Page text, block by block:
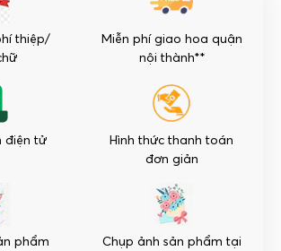
thiệp/
Miễn phí giao hoa quận
nội thành**
điện tử
Hình thức thanh toán
đơn giản
phẩm
Chụp ảnh sản phẩm tại